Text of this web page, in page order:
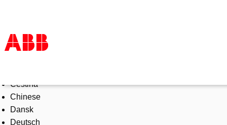
Products & Solutions
Industries
Services
About us
Čeština
Chinese
Dansk
Deutsch